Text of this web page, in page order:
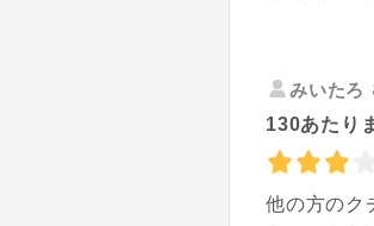
みいたろ
130あたり
他の方のク